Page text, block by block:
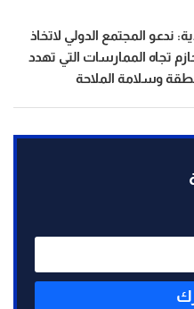
ندعو المجتمع الدولي لاتخاذ
تجاه الممارسات التي تهدد
وسلامة الملاحة